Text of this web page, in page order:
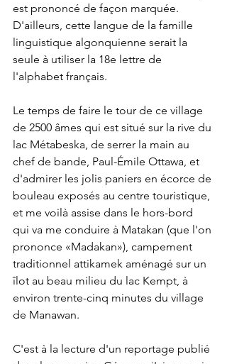
est prononcé de façon marquée.
D'ailleurs, cette langue de la famille
linguistique algonquienne serait la
seule à utiliser la 18e lettre de
l'alphabet français.
Le temps de faire le tour de ce village
de 2500 âmes qui est situé sur la rive du
lac Métabeska, de serrer la main au
chef de bande, Paul-Émile Ottawa, et
d'admirer les jolis paniers en écorce de
bouleau exposés au centre touristique,
et me voilà assise dans le hors-bord
qui va me conduire à Matakan (que l'on
prononce «Madakan»), campement
traditionnel attikamek aménagé sur un
îlot au beau milieu du lac Kempt, à
environ trente-cinq minutes du village
de Manawan.
C'est à la lecture d'un reportage publié